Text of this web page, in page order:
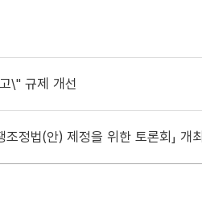
\" 규제 개선
조정법(안) 제정을 위한 토론회」 개최